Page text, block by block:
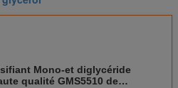
Mono-et diglycéride
qualité GMS5510 de